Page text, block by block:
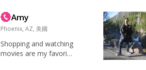
like to visit National Pa
rks, golfing, mount...
Amy
Phoenix, AZ, 美國
Shopping and watching
movies are my favorite